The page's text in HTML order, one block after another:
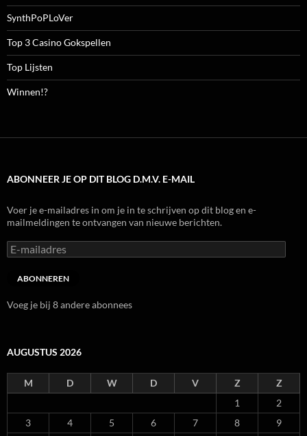
SynthPoPLoVer
Top 3 Casino Gokspellen
Top Lijsten
Winnen!?
ABONNEER JE OP DIT BLOG D.M.V. E-MAIL
Voer je e-mailadres in om je in te schrijven op dit blog en e-
mailmeldingen te ontvangen van nieuwe berichten.
E-
mailadres
ABONNEREN
Voeg je bij 8 andere abonnees
AUGUSTUS 2026
M D W D V Z
Z
1
2
3
4 5 6 7 8
9